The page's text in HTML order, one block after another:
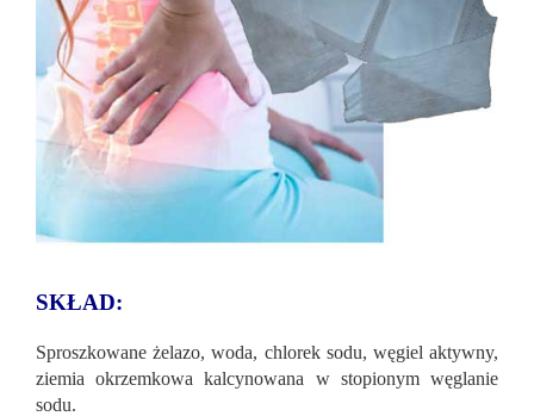
SKŁAD:
Sproszkowane żelazo, woda, chlorek sodu, węgiel aktywny,
ziemia okrzemkowa kalcynowana w stopionym węglanie
sodu.